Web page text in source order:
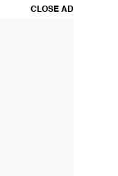
CLOSE AD